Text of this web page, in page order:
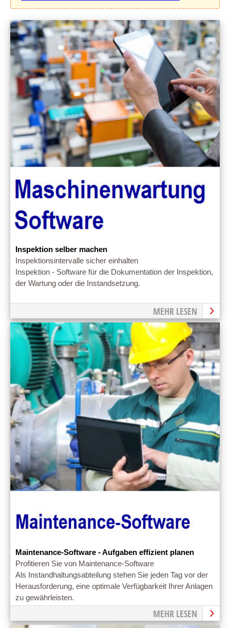
Inspektion selber machen
Inspektionsintervalle sicher einhalten
Inspektion - Software für die Dokumentation der Inspektion,
der Wartung oder die Instandsetzung.
MEHR LESEN
Maintenance-Software - Aufgaben effizient planen
Profitieren Sie von Maintenance-Software
Als Instandhaltungsabteilung stehen Sie jeden Tag vor der
Herausforderung, eine optimale Verfügbarkeit Ihrer Anlagen
zu gewährleisten.
MEHR LESEN